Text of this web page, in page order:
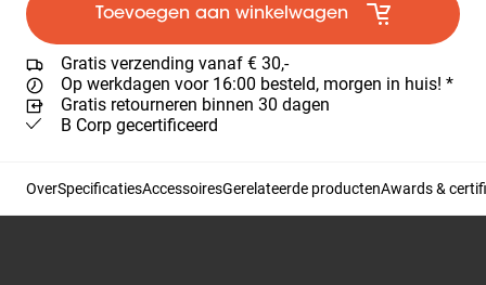
Toevoegen aan winkelwagen
Gratis verzending vanaf € 30,-
Op werkdagen voor 16:00 besteld, morgen in huis! *
Gratis retourneren binnen 30 dagen
B Corp gecertificeerd
OverSpecificatiesAccessoiresGerelateerde productenAwards &